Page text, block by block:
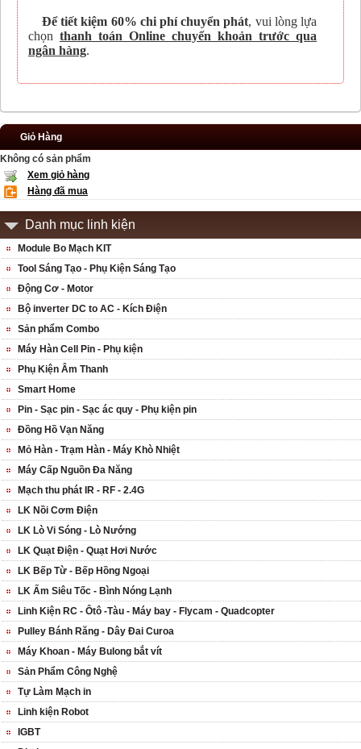
Để tiết kiệm 60% chi phí chuyển phát, vui lòng lựa
chọn thanh toán Online chuyển khoản trước qua
ngân hàng.
Giỏ Hàng
Không có sản phẩm
Xem giỏ hàng
Hàng đã mua
Danh mục linh kiện
Module Bo Mạch KIT
Tool Sáng Tạo - Phụ Kiện Sáng Tạo
Động Cơ - Motor
Bộ inverter DC to AC - Kích Điện
Sản phẩm Combo
Máy Hàn Cell Pin - Phụ kiện
Phụ Kiện Âm Thanh
Smart Home
Pin - Sạc pin - Sạc ác quy - Phụ kiện pin
Đồng Hồ Vạn Năng
Mỏ Hàn - Trạm Hàn - Máy Khò Nhiệt
Máy Cấp Nguồn Đa Năng
Mạch thu phát IR - RF - 2.4G
LK Nồi Cơm Điện
LK Lò Vi Sóng - Lò Nướng
LK Quạt Điện - Quạt Hơi Nước
LK Bếp Từ - Bếp Hồng Ngoại
LK Ấm Siêu Tốc - Bình Nóng Lạnh
Linh Kiện RC - Ôtô -Tàu - Máy bay - Flycam - Quadcopter
Pulley Bánh Răng - Dây Đai Curoa
Máy Khoan - Máy Bulong bắt vít
Sản Phẩm Công Nghệ
Tự Làm Mạch in
Linh kiện Robot
IGBT